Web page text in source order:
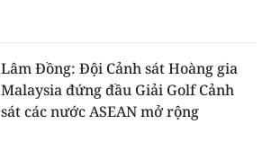
Lâm Đồng: Đội Cảnh sát Hoàng gia
Malaysia đứng đầu Giải Golf Cảnh
sát các nước ASEAN mở rộng